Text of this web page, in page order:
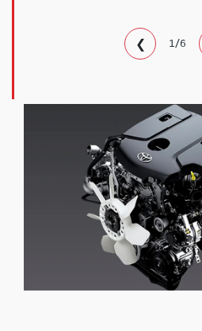
❮ 1/6